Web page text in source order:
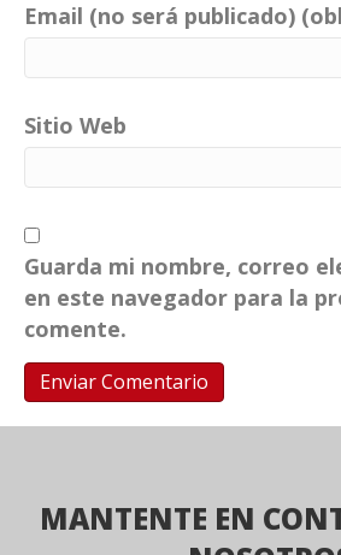
Email (no será publicado)
Sitio Web
Guarda mi nombre, correo
en este navegador para la
comente.
MANTENTE EN